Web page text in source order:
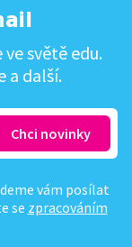
světě edu.
a další.
vám posílat
se zpracováním